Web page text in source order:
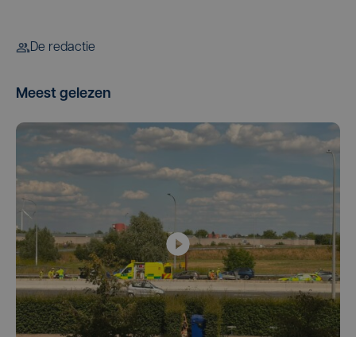
De redactie
Meest gelezen